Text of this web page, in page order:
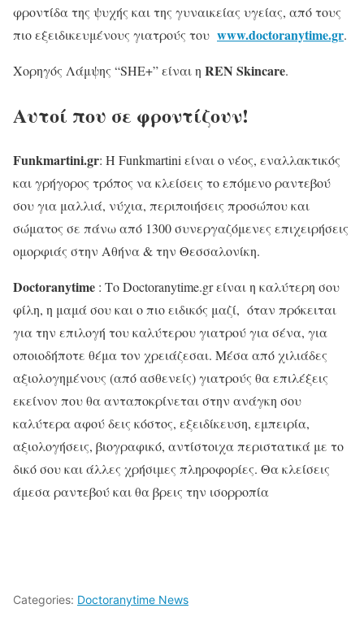
φροντίδα της ψυχής και της γυναικείας υγείας, από τους
πιο εξειδικευμένους γιατρούς του www.doctoranytime.gr.
Χορηγός Λάμψης “SHE+” είναι η REN Skincare.
Αυτοί που σε φροντίζουν!
Funkmartini.gr: Η Funkmartini είναι ο νέος, εναλλακτικός
και γρήγορος τρόπος να κλείσεις το επόμενο ραντεβού
σου για μαλλιά, νύχια, περιποιήσεις προσώπου και
σώματος σε πάνω από 1300 συνεργαζόμενες επιχειρήσεις
ομορφιάς στην Αθήνα & την Θεσσαλονίκη.
Doctoranytime : Το Doctoranytime.gr είναι η καλύτερη σου
φίλη, η μαμά σου και ο πιο ειδικός μαζί, όταν πρόκειται
για την επιλογή του καλύτερου γιατρού για σένα, για
οποιοδήποτε θέμα τον χρειάζεσαι. Μέσα από χιλιάδες
αξιολογημένους (από ασθενείς) γιατρούς θα επιλέξεις
εκείνον που θα ανταποκρίνεται στην ανάγκη σου
καλύτερα αφού δεις κόστος, εξειδίκευση, εμπειρία,
αξιολογήσεις, βιογραφικό, αντίστοιχα περιστατικά με το
δικό σου και άλλες χρήσιμες πληροφορίες. Θα κλείσεις
άμεσα ραντεβού και θα βρεις την ισορροπία
Categories: Doctoranytime News